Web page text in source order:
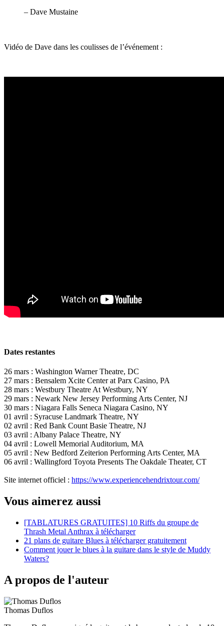
– Dave Mustaine
Vidéo de Dave dans les coulisses de l’événement :
Dates restantes
26 mars : Washington Warner Theatre, DC
27 mars : Bensalem Xcite Center at Parx Casino, PA
28 mars : Westbury Theatre At Westbury, NY
29 mars : Newark New Jersey Performing Arts Center, NJ
30 mars : Niagara Falls Seneca Niagara Casino, NY
01 avril : Syracuse Landmark Theatre, NY
02 avril : Red Bank Count Basie Theatre, NJ
03 avril : Albany Palace Theatre, NY
04 avril : Lowell Memorial Auditorium, MA
05 avril : New Bedford Zeiterion Performing Arts Center, MA
06 avril : Wallingford Toyota Presents The Oakdale Theater, CT
Site internet officiel : https://www.experiencehendrixtour.com/
Vous aimerez aussi
[TABLATURES GRATUITES] 10 Riffs du groupe de
Thrash Metal Anthrax à télécharger
21 plans de guitare Blues à télécharger gratuitement
Comment jouer le blues à la guitare dans le style de Muddy
Waters?
A propos de l'auteur
Thomas Duflos